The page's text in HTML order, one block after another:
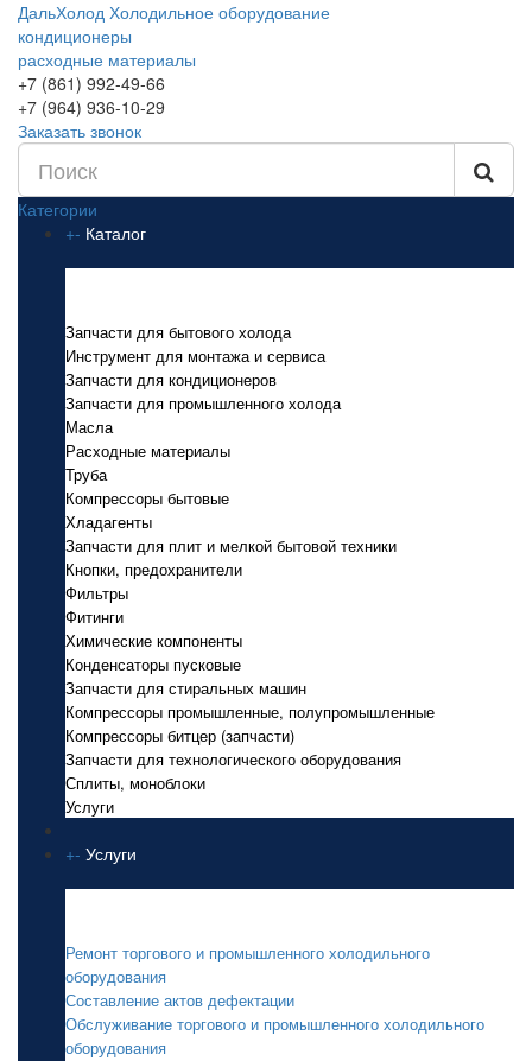
ДальХолод Холодильное оборудование
кондиционеры
расходные материалы
+7 (861) 992-49-66
+7 (964) 936-10-29
Заказать звонок
Категории
+- Каталог
Запчасти для бытового холода
Инструмент для монтажа и сервиса
Запчасти для кондиционеров
Запчасти для промышленного холода
Масла
Расходные материалы
Труба
Компрессоры бытовые
Хладагенты
Запчасти для плит и мелкой бытовой техники
Кнопки, предохранители
Фильтры
Фитинги
Химические компоненты
Конденсаторы пусковые
Запчасти для стиральных машин
Компрессоры промышленные, полупромышленные
Компрессоры битцер (запчасти)
Запчасти для технологического оборудования
Сплиты, моноблоки
Услуги
+- Услуги
Ремонт торгового и промышленного холодильного
оборудования
Составление актов дефектации
Обслуживание торгового и промышленного холодильного
оборудования